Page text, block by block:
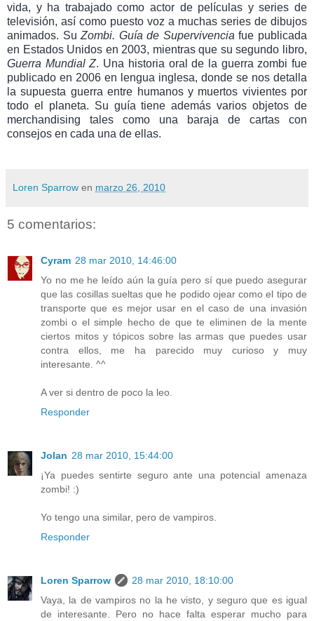
vida, y ha trabajado como actor de películas y series de
televisión, así como puesto voz a muchas series de dibujos
animados. SuZombi. Guía de Supervivencia fue publicada
en Estados Unidos en 2003, mientras que su segundo libro,
Guerra Mundial Z. Una historia oral de la guerra zombi fue
publicado en 2006 en lengua inglesa, donde se nos detalla
la supuesta guerra entre humanos y muertos vivientes por
todo el planeta. Su guía tiene además varios objetos de
merchandising tales como una baraja de cartas con
consejos en cada una de ellas.
Loren Sparrow en marzo 26, 2010
5 comentarios:
Cyram 28 mar 2010, 14:46:00
Yo no me he leído aún la guía pero sí que puedo asegurar
que las cosillas sueltas que he podido ojear como el tipo de
transporte que es mejor usar en el caso de una invasión
zombi o el simple hecho de que te eliminen de la mente
ciertos mitos y tópicos sobre las armas que puedes usar
contra ellos, me ha parecido muy curioso y muy
interesante. ^^
A ver si dentro de poco la leo.
Responder
Jolan 28 mar 2010, 15:44:00
¡Ya puedes sentirte seguro ante una potencial amenaza
zombi! :)
Yo tengo una similar, pero de vampiros.
Responder
Loren Sparrow
28 mar 2010, 18:10:00
Vaya, la de vampiros no la he visto, y seguro que es igual
de interesante. Pero no hace falta esperar mucho para